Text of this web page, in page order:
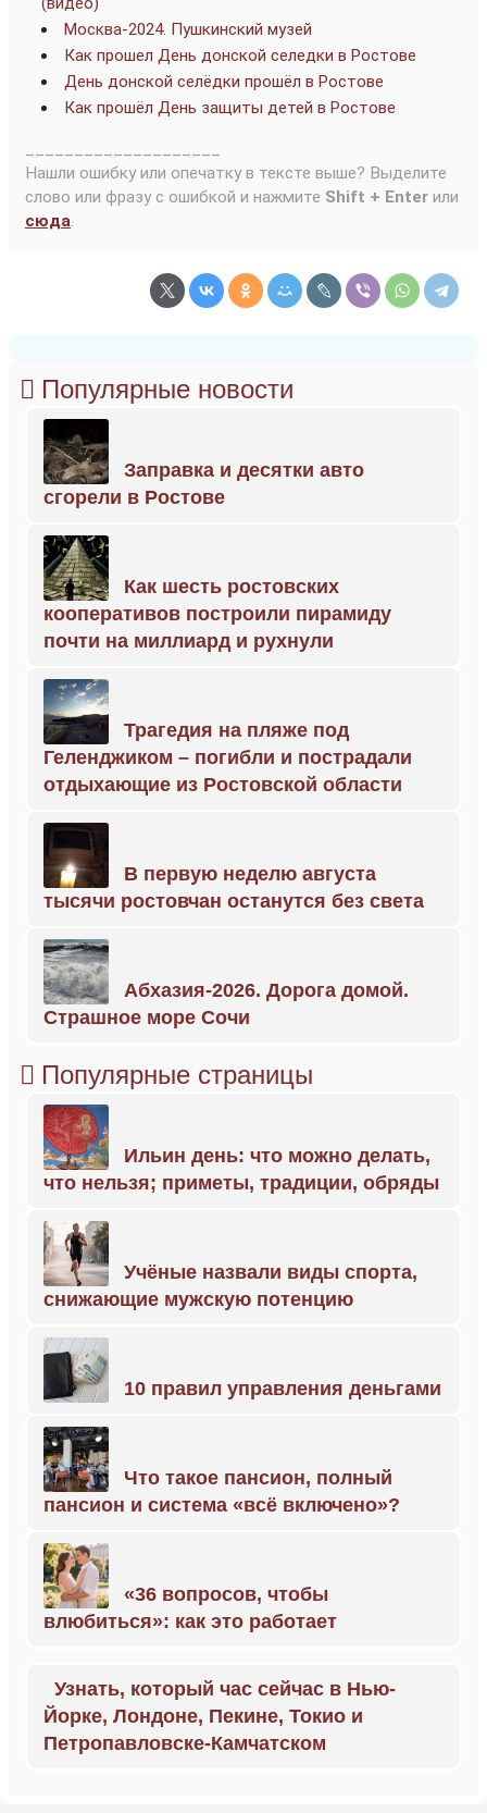
Москва-2024. Пушкинский музей
Как прошел День донской селедки в Ростове
День донской селёдки прошёл в Ростове
Как прошёл День защиты детей в Ростове
Нашли ошибку или опечатку в тексте выше? Выделите
слово или фразу с ошибкой и нажмите Shift + Enter или
сюда.
Популярные новости
Заправка и десятки авто
сгорели в Ростове
Как шесть ростовских
кооперативов построили пирамиду
почти на миллиард и рухнули
Трагедия на пляже под
Геленджиком – погибли и пострадали
отдыхающие из Ростовской области
В первую неделю августа
тысячи ростовчан останутся без света
Абхазия-2026. Дорога домой.
Страшное море Сочи
Популярные страницы
Ильин день: что можно делать,
что нельзя; приметы, традиции, обряды
Учёные назвали виды спорта,
снижающие мужскую потенцию
10 правил управления деньгами
Что такое пансион, полный
пансион и система «всё включено»?
«36 вопросов, чтобы
влюбиться»: как это работает
Узнать, который час сейчас в Нью-
Йорке, Лондоне, Пекине, Токио и
Петропавловске-Камчатском